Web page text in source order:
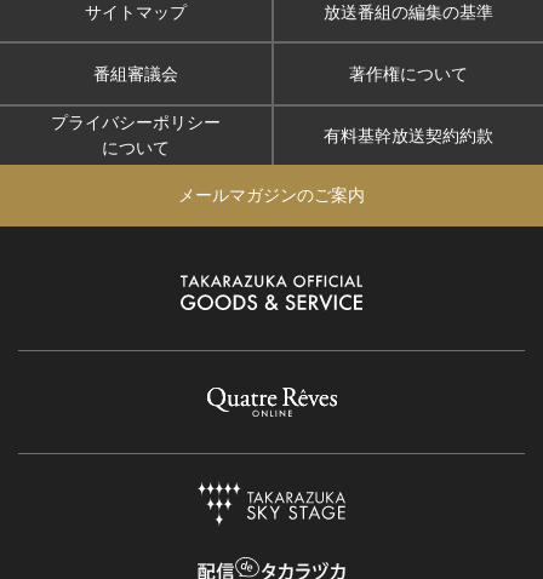
サイトマップ 放送番組の編集の基準
番組審議会 著作権について
プライバシーポリシー
について
有料基幹放送契約約款
メールマガジンのご案内